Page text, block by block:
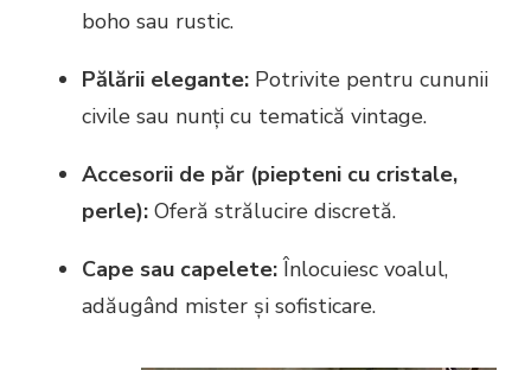
boho sau rustic.
Pălării elegante: Potrivite pentru cununii
civile sau nunți cu tematică vintage.
Accesorii de păr (piepteni cu cristale,
perle): Oferă strălucire discretă.
Cape sau capelete:Înlocuiesc voalul,
adăugând mister și sofisticare.